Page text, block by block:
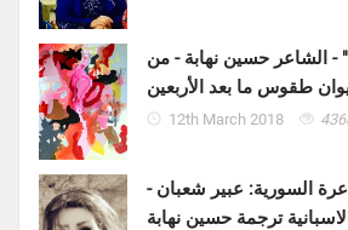
- الشاعر حسين نهابة - من
طقوس ما بعد الأربعين
12th March 2018
السورية: عبير شعبان -
ترجمة حسين نهابة